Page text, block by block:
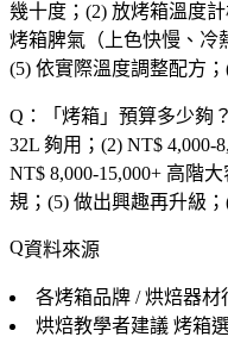
幾十度；(2) 放烤箱溫度
烤箱脾氣（上色快慢、冷
(5) 依實際溫度調整配方
Q：「 烤箱 」預算多少夠？
32L 夠用；(2) NT$ 4,000-
NT$ 8,000-15,000+ 高階
規；(5) 做出興趣再升級
資料來源
各烤箱品牌 / 烘焙器材
烘焙教學者建議 烤箱